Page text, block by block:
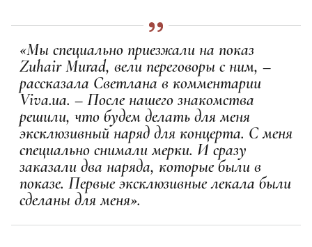
«Мы специально приезжали на показ
Zuhair Murad, вели переговоры с ним, –
рассказала Светлана в комментарии
Viva.ua. – После нашего знакомства
решили, что будем делать для меня
эксклюзивный наряд для концерта. С меня
специально снимали мерки. И сразу
заказали два наряда, которые были в
показе. Первые эксклюзивные лекала были
сделаны для меня».